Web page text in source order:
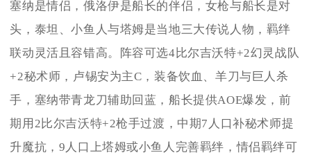
塞纳是情侣，俄洛伊是船长的伴侣，女枪与船长是对
头，泰坦、小鱼人与塔姆是当地三大传说人物，羁绊
联动灵活且容错高。阵容可选4比尔吉沃特+2幻灵战队
+2秘术师，卢锡安为主C，装备饮血、羊刀与巨人杀
手，塞纳带青龙刀辅助回蓝，船长提供AOE爆发，前
期用2比尔吉沃特+2枪手过渡，中期7人口补秘术师提
升魔抗，9人口上塔姆或小鱼人完善羁绊，情侣羁绊可